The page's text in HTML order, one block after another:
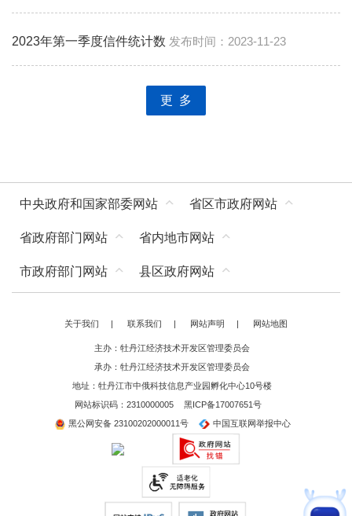
2023年第一季度信件统计数 2023-11-23
更 多
中央政府和国家部委网站 省区市政府网站
省政府部门网站 省内地市网站
市政府部门网站 县区政府网站
关于我们 | 联系我们 | 网站声明 | 网站地图
主办：牡丹江经济技术开发区管理委员会
承办：牡丹江经济技术开发区管理委员会
地址：牡丹江市中俄科技信息产业园孵化中心10号楼
网站标识码：2310000005
黑ICP备17007651号
黑公网安备 23100202000011号
中国互联网举报中心